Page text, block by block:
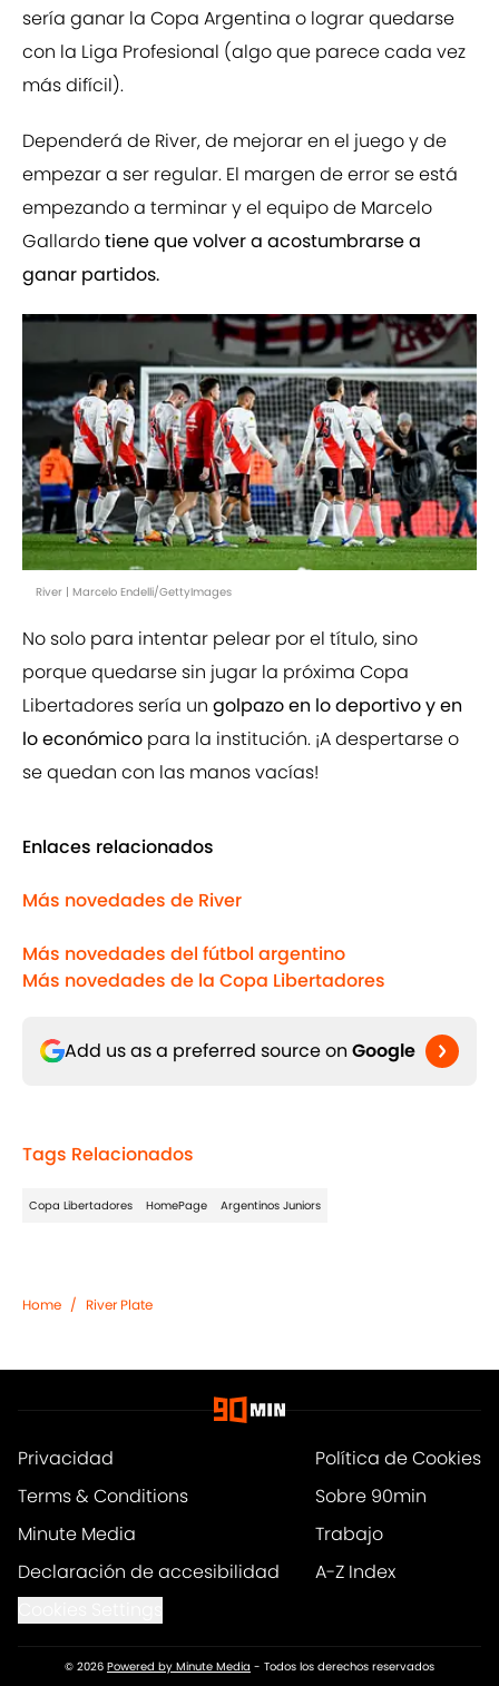
sería ganar la Copa Argentina o lograr quedarse
con la Liga Profesional (algo que parece cada vez
más difícil).
Dependerá de River, de mejorar en el juego y de
empezar a ser regular. El margen de error se está
empezando a terminar y el equipo de Marcelo
Gallardotiene que volver a acostumbrarse a
ganar partidos.
River | Marcelo Endelli/GettyImages
No solo para intentar pelear por el título, sino
porque quedarse sin jugar la próxima Copa
Libertadores sería un golpazo en lo deportivo y en
lo económico para la institución. ¡A despertarse o
se quedan con las manos vacías!
Enlaces relacionados
Más novedades de River
Más novedades del fútbol argentino
Más novedades de la Copa Libertadores
Add us as a preferred source on Google
Tags Relacionados
Copa Libertadores HomePage Argentinos Juniors
Home / River Plate
Privacidad
Política de Cookies
Terms & Conditions
Sobre 90min
Minute Media
Trabajo
Declaración de accesibilidad
A-Z Index
© 2026 Powered by Minute Media - Todos los derechos reservados